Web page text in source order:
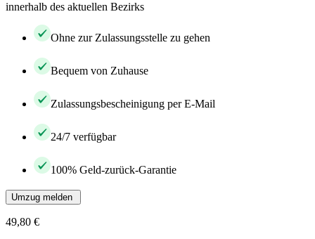
innerhalb des aktuellen Bezirks
Ohne zur Zulassungsstelle zu gehen
Bequem von Zuhause
Zulassungsbescheinigung per E-Mail
24/7 verfügbar
100% Geld-zurück-Garantie
Umzug melden
49,80 €